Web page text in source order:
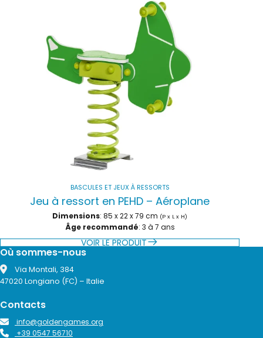
BASCULES ET JEUX À RESSORTS
Jeu à ressort en PEHD – Aéroplane
Dimensions: 85 x 22 x 79 cm (P x L x H)
Âge recommandé: 3 à 7 ans
VOIR LE PRODUIT
Où sommes-nous
Via Montali, 384
47020 Longiano (FC) – Italie
Contacts
info@goldengames.org
+39 0547 56710